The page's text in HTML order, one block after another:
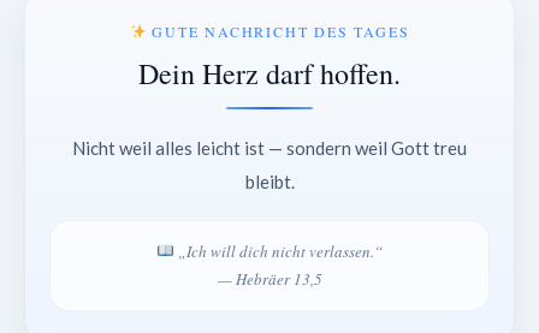
GUTE NACHRICHT DES TAGES
Dein Herz darf hoffen.
Nicht weil alles leicht ist — sondern weil Gott treu
bleibt.
„Ich will dich nicht verlassen.“
— Hebräer 13,5